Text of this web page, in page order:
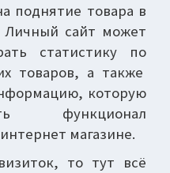
поднятие товара в
сайт может
статистику по
товаров, а также
которую
функционал
магазине.
то тут всё